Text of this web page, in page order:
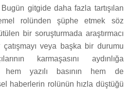
gitgide daha fazla tartışılan
rolünden şüphe etmek söz
bir soruşturmada araştırmacı
veya başka bir durumu
karmaşasını aydınlığa
hem yazılı basının hem de
haberlerin rolünün hızla düştüğü